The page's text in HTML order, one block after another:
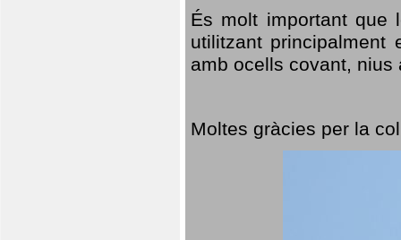
És molt important que
utilitzant
amb ocells covant,
Moltes gràcies per la